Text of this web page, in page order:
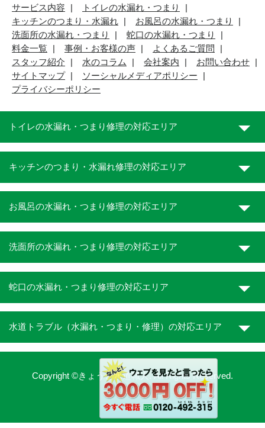
サービス内容
トイレの水漏れ・つまり
キッチンのつまり・水漏れ
お風呂の水漏れ・つまり
洗面所の水漏れ・つまり
蛇口の水漏れ・つまり
料金一覧
事例・お客様の声
よくあるご質問
スタッフ紹介
水のコラム 会社案内
お問い合わせ
サイトマップ
ソーシャルメディアポリシー
プライバシーポリシー
トイレの水漏れ・つまり修理の対応エリア
キッチンのつまり・水漏れ修理の対応エリア
お風呂の水漏れ・つまり修理の対応エリア
洗面所の水漏れ・つまり修理の対応エリア
蛇口の水漏れ・つまり修理の対応エリア
水道トラブル（水漏れ・つまり・修理）の対応エリア
Copyright ©きょうと水道職人. All Rights Reserved.